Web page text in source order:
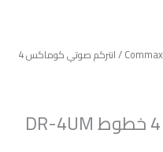
Commax
/ انتركم صوتي كوماكس 4
انتركم صوتي كوماكس 4 خطوط DR-4UM